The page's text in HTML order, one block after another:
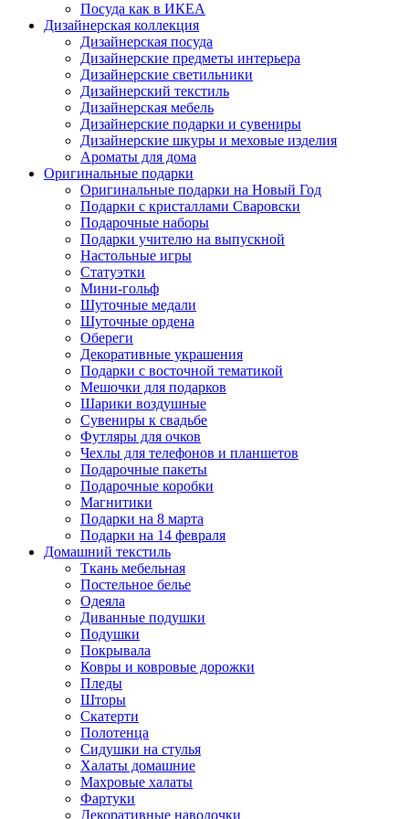
Посуда как в ИКЕА
Дизайнерская коллекция
Дизайнерская посуда
Дизайнерские предметы интерьера
Дизайнерские светильники
Дизайнерский текстиль
Дизайнерская мебель
Дизайнерские подарки и сувениры
Дизайнерские шкуры и меховые изделия
Ароматы для дома
Оригинальные подарки
Оригинальные подарки на Новый Год
Подарки с кристаллами Сваровски
Подарочные наборы
Подарки учителю на выпускной
Настольные игры
Статуэтки
Мини-гольф
Шуточные медали
Шуточные ордена
Обереги
Декоративные украшения
Подарки с восточной тематикой
Мешочки для подарков
Шарики воздушные
Сувениры к свадьбе
Футляры для очков
Чехлы для телефонов и планшетов
Подарочные пакеты
Подарочные коробки
Магнитики
Подарки на 8 марта
Подарки на 14 февраля
Домашний текстиль
Ткань мебельная
Постельное белье
Одеяла
Диванные подушки
Подушки
Покрывала
Ковры и ковровые дорожки
Пледы
Шторы
Скатерти
Полотенца
Сидушки на стулья
Халаты домашние
Махровые халаты
Фартуки
Декоративные наволочки